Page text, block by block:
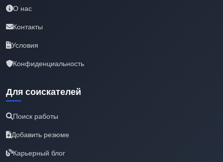
О нас
Контакты
Условия
Конфиденциальность
Для соискателей
Поиск работы
Добавить резюме
Карьерный блог